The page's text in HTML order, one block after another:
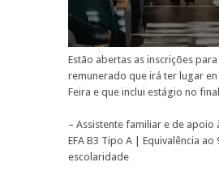
Estão abertas as inscrições
remunerado que irá ter lugar en
Feira e que inclui estágio no
– Assistente familiar e de apoio
EFA B3 Tipo A | Equivalência ao
escolaridade